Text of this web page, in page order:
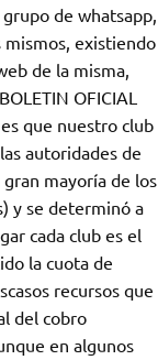
de whatsapp,
mismos, existiendo
de la misma,
OFICIAL
que nuestro club
autoridades de
mayoría de los
y se determinó a
cada club es el
la cuota de
recursos que
del cobro
en algunos